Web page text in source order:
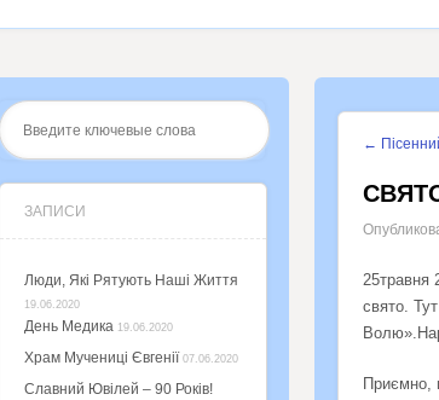
ЗАПИСИ
Люди, Які Рятують Наші Життя
19.06.2020
День Медика 19.06.2020
Храм Мучениці Євгенії 07.06.2020
Славний Ювілей – 90 Років!
←
25травня
свято.
Приємно,